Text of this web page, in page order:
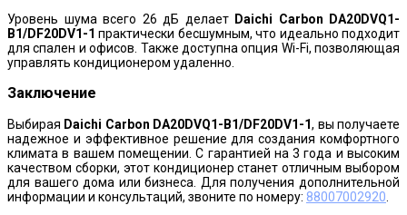
Уровень шума всего 26 дБ делает Daichi Carbon DA20DVQ1-
B1/DF20DV1-1 практически бесшумным, что идеально подходит
для спален и офисов. Также доступна опция Wi-Fi, позволяющая
управлять кондиционером удаленно.
Заключение
Выбирая Daichi Carbon DA20DVQ1-B1/DF20DV1-1, вы получаете
надежное и эффективное решение для создания комфортного
климата в вашем помещении. С гарантией на 3 года и высоким
качеством сборки, этот кондиционер станет отличным выбором
для вашего дома или бизнеса. Для получения дополнительной
информации и консультаций, звоните по номеру: 88007002920